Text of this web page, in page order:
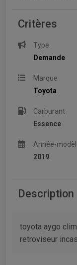
Critères
Type
Demande
Marque
Toyota
Carburant
Essence
Année-
2019
Description
toyota aygo
retroviseur